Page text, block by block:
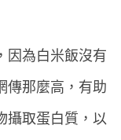
因為白米飯沒有
傳那麼高，有助
攝取蛋白質，以